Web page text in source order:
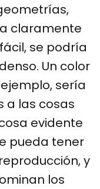
claramente
se podría
Un color
sería
a las cosas
evidente
pueda tener
y
los